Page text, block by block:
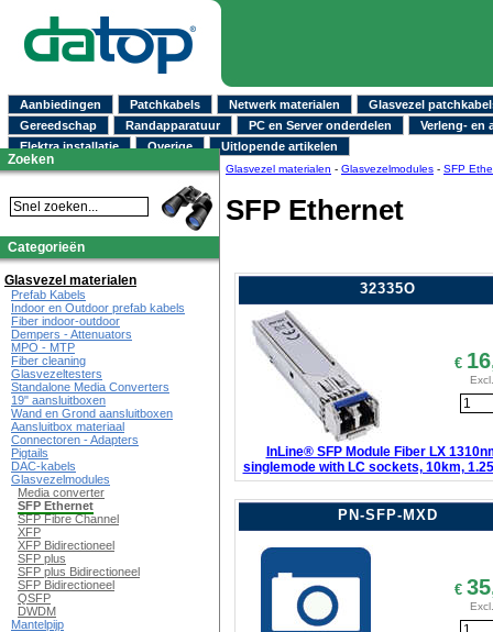
Aanbiedingen Patchkabels Netwerk materialen
Glasvezel
Gereedschap
Randapparatuur PC en Server onderdelen
Verleng- en
Elektra installatie
Overige Uitlopende artikelen
Glasvezel materialen - Glasvezelmodules - SFP
SFP Ethernet
32335O
€
InLine® SFP Module Fiber LX
singlemode with LC sockets, 10km,
PN-SFP-MXD
€
Zoeken
Categorieën
Glasvezel materialen
Prefab Kabels
Indoor en Outdoor prefab kabels
Fiber indoor-outdoor
Dempers - Attenuators
MPO - MTP
Fiber cleaning
Glasvezeltesters
Standalone Media Converters
19" aansluitboxen
Wand en Grond aansluitboxen
Aansluitbox materiaal
Connectoren - Adapters
Pigtails
DAC-kabels
Glasvezelmodules
Media converter
SFP Ethernet
SFP Fibre Channel
XFP
XFP Bidirectioneel
SFP plus
SFP plus Bidirectioneel
SFP Bidirectioneel
QSFP
DWDM
Mantelpijp